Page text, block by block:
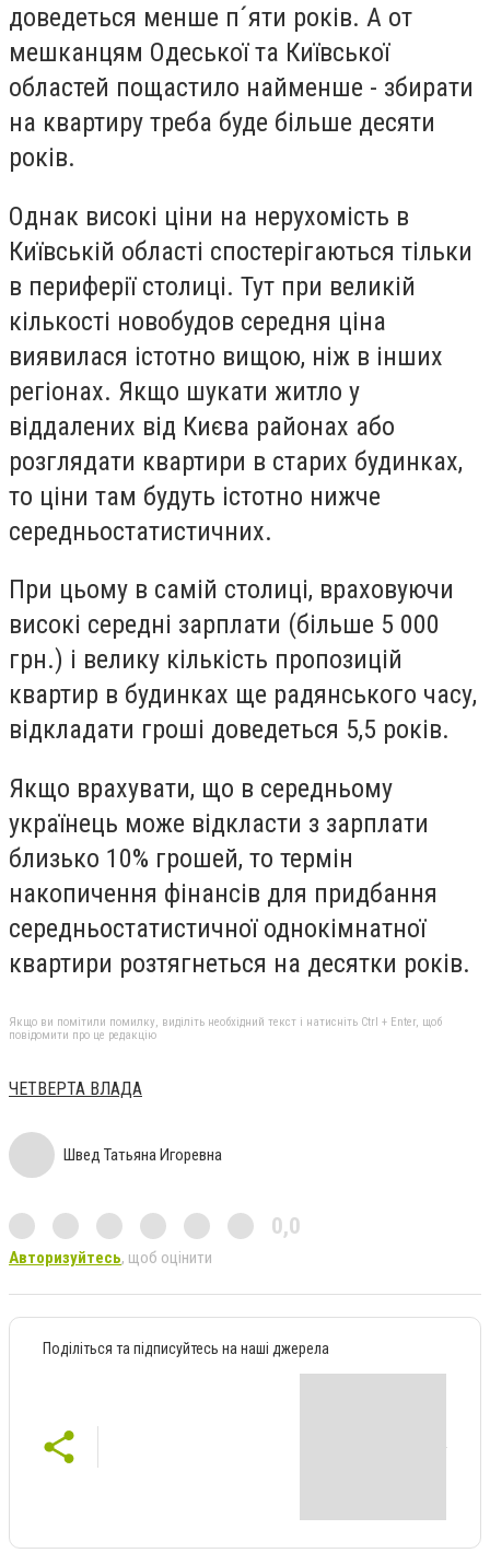
доведеться менше п´яти років. А от
мешканцям Одеської та Київської
областей пощастило найменше - збирати
на квартиру треба буде більше десяти
років.
Однак високі ціни на нерухомість в
Київській області спостерігаються тільки
в периферії столиці. Тут при великій
кількості новобудов середня ціна
виявилася істотно вищою, ніж в інших
регіонах. Якщо шукати житло у
віддалених від Києва районах або
розглядати квартири в старих будинках,
то ціни там будуть істотно нижче
середньостатистичних.
При цьому в самій столиці, враховуючи
високі середні зарплати (більше 5 000
грн.) і велику кількість пропозицій
квартир в будинках ще радянського часу,
відкладати гроші доведеться 5,5 років.
Якщо врахувати, що в середньому
українець може відкласти з зарплати
близько 10% грошей, то термін
накопичення фінансів для придбання
середньостатистичної однокімнатної
квартири розтягнеться на десятки років.
Якщо ви помітили помилку, виділіть необхідний текст і натисніть Ctrl + Enter, щоб
повідомити про це редакцію
ЧЕТВЕРТА ВЛАДА
Швед Татьяна Игоревна
0,0
Авторизуйтесь, щоб оцінити
Поділіться та підписуйтесь на наші джерела